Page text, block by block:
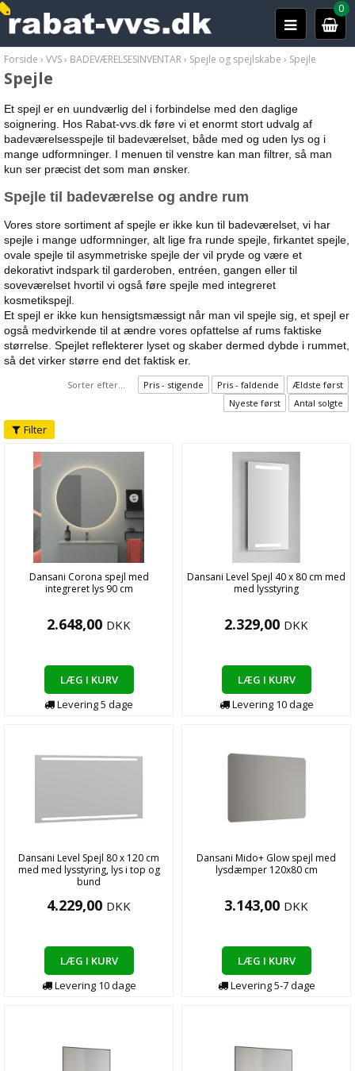
0
Forside › VVS› BADEVÆRELSESINVENTAR› Spejle og spejlskabe › Spejle
Spejle
Et spejl er en uundværlig del i forbindelse med den daglige
soignering. Hos Rabat-vvs.dk føre vi et enormt stort udvalg af
badeværelsesspejle til badeværelset, både med og uden lys og i
mange udformninger. I menuen til venstre kan man filtrer, så man
kun ser præcist det som man ønsker.
Spejle til badeværelse og andre rum
Vores store sortiment af spejle er ikke kun til badeværelset, vi har
spejle i mange udformninger, alt lige fra runde spejle, firkantet spejle,
ovale spejle til asymmetriske spejle der vil pryde og være et
dekorativt indspark til garderoben, entréen, gangen eller til
soveværelset hvortil vi også føre spejle med integreret
kosmetikspejl.
Et spejl er ikke kun hensigtsmæssigt når man vil spejle sig, et spejl er
også medvirkende til at ændre vores opfattelse af rums faktiske
størrelse. Spejlet reflekterer lyset og skaber dermed dybde i rummet,
så det virker større end det faktisk er.
Sorter efter... Pris - stigende Pris - faldende
Ældste først
Nyeste først
Antal solgte
Filter
Dansani Corona spejl med
integreret lys 90 cm
2.648,00 DKK
LÆG I KURV
Levering5 dage
Dansani Level Spejl 40 x 80 cm med
med lysstyring
2.329,00 DKK
LÆG I KURV
Levering 10dage
Dansani Level Spejl 80 x 120 cm
med med lysstyring, lys i top og
bund
4.229,00 DKK
LÆG I KURV
Levering 10dage
Dansani Mido+ Glow spejl med
lysdæmper 120x80 cm
3.143,00 DKK
LÆG I KURV
Levering5-7dage